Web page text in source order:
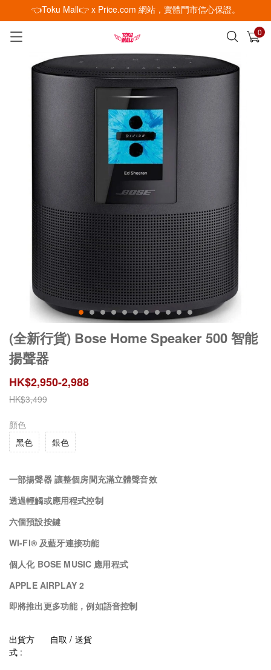
👈Toku Mall👉 x Price.com 網站，實體門市信心保證。
0
已加入購物車 查看
(全新行貨) Bose Home Speaker 500 智能
揚聲器
HK$2,950-2,988
HK$3,499
顏色
黑色
銀色
一部揚聲器 讓整個房間充滿立體聲音效
透過輕觸或應用程式控制
六個預設按鍵
WI-FI® 及藍牙連接功能
個人化 BOSE MUSIC 應用程式
APPLE AIRPLAY 2
即將推出更多功能，例如語音控制
出貨方
式 :
自取 / 送貨